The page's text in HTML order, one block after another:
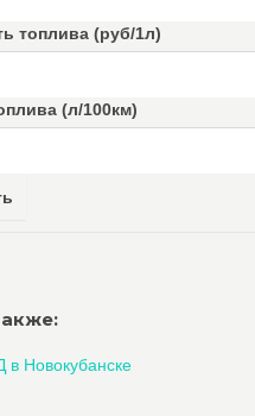
топлива (руб/1л)
(л/100км)
Новокубанске